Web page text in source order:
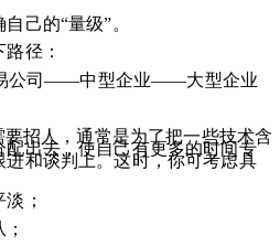
己的“量级”。
径：
公司——中型企业——大型企业
招人，通常是为了把一些技术含
出去，使自己有更多的时间专
和谈判上。这时，你可考虑具
；